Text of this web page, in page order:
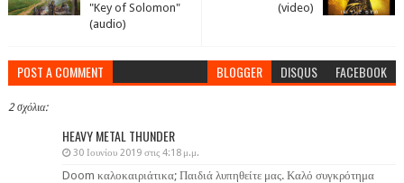
(video)
"Key of Solomon"
(audio)
POST A COMMENT BLOGGER DISQUS FACEBOOK
2 σχόλια:
HEAVY METAL THUNDER
30 Ιουνίου 2019 στις 4:18 μ.μ.
Doom καλοκαιριάτικα; Παιδιά λυπηθείτε μας. Καλό συγκρότημα